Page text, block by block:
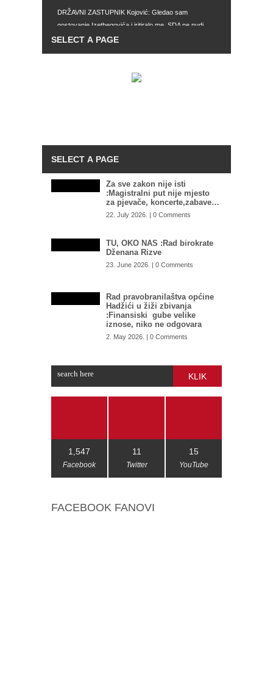
DRŽAVNI ZASTUPNIK Kojović: Gledao sam
gostovanje Izetbegovića i iritiralo me, SDA ne nudi
drugačiji model djelovanja
Sarajevu: SIPA postala kao ikebana, služi za
Za sve zakon nije isti
:Magistralni put nije mjesto
za pjevače, koncerte,zabave…
22. July 2026. | 0 Comments
TU, OKO NAS :Rad birokrate
Dženana Rizve
23. June 2026. | 0 Comments
Rad pravobranilaštva općine
Hadžići u žiži zbivanja
:Finansiski gube velike
iznose, niko ne odgovara
2. May 2026. | 0 Comments
KLIK
1,547
Facebook
11
Twitter
15
YouTube
FACEBOOK FANOVI